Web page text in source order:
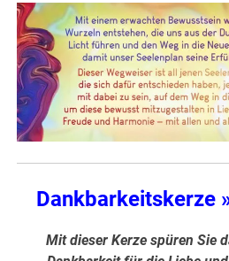
Dankbarkeitskerze
Mit dieser Kerze spüren Sie